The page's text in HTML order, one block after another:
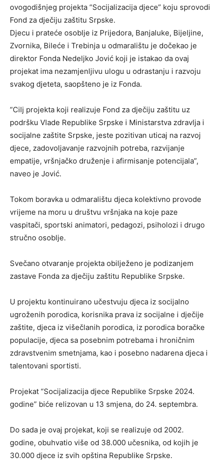
ovogodišnjeg projekta “Socijalizacija djece” koju sprovodi
Fond za dječiju zaštitu Srpske.
Djecu i prateće osoblje iz Prijedora, Banjaluke, Bijeljine,
Zvornika, Bileće i Trebinja u odmaralištu je dočekao je
direktor Fonda Nedeljko Jović koji je istakao da ovaj
projekat ima nezamjenljivu ulogu u odrastanju i razvoju
svakog djeteta, saopšteno je iz Fonda.
“Cilj projekta koji realizuje Fond za dječiju zaštitu uz
podršku Vlade Republike Srpske i Ministarstva zdravlja i
socijalne zaštite Srpske, jeste pozitivan uticaj na razvoj
djece, zadovoljavanje razvojnih potreba, razvijanje
empatije, vršnjačko druženje i afirmisanje potencijala”,
naveo je Jović.
Tokom boravka u odmaralištu djeca kolektivno provode
vrijeme na moru u društvu vršnjaka na koje paze
vaspitači, sportski animatori, pedagozi, psiholozi i drugo
stručno osoblje.
Svečano otvaranje projekta obilježeno je podizanjem
zastave Fonda za dječiju zaštitu Republike Srpske.
U projektu kontinuirano učestvuju djeca iz socijalno
ugroženih porodica, korisnika prava iz socijalne i dječije
zaštite, djeca iz višečlanih porodica, iz porodica boračke
populacije, djeca sa posebnim potrebama i hroničnim
zdravstvenim smetnjama, kao i posebno nadarena djeca i
talentovani sportisti.
Projekat “Socijalizacija djece Republike Srpske 2024.
godine” biće relizovan u 13 smjena, do 24. septembra.
Do sada je ovaj projekat, koji se realizuje od 2002.
godine, obuhvatio više od 38.000 učesnika, od kojih je
30.000 djece iz svih opština Republike Srpske.